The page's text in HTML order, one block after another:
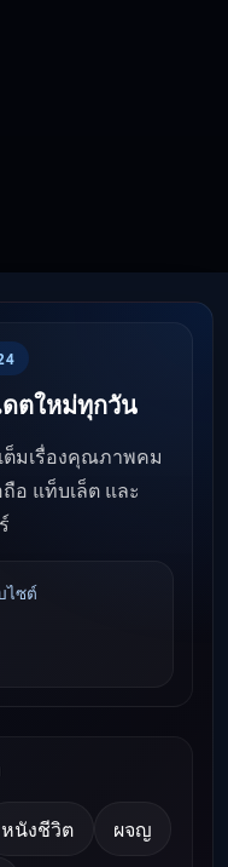
ตใหม่ทุกวัน
ต็มเรื่องคุณภาพคม
อ แท็บเล็ต และ
ไซต์
หนังชีวิต ผจญ